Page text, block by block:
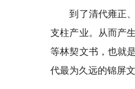
到了清代雍正、
支柱产业。从而产
等林契文书，也就
代最为久远的锦屏